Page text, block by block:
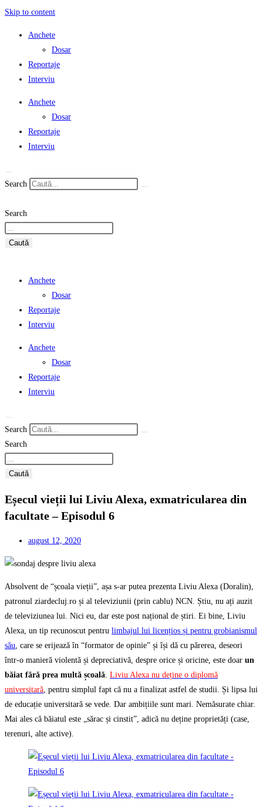
Skip to content
Anchete
Dosar
Reportaje
Interviu
Anchete
Dosar
Reportaje
Interviu
Search
Search
Caută
Anchete
Dosar
Reportaje
Interviu
Anchete
Dosar
Reportaje
Interviu
Search
Search
Caută
Eșecul vieții lui Liviu Alexa, exmatricularea din
facultate – Episodul 6
august 12, 2020
Absolvent de “școala vieții”, așa s-ar putea prezenta Liviu Alexa (Doralin),
patronul ziardecluj.ro și al televiziunii (prin cablu) NCN. Știu, nu ați auzit
de televiziunea lui. Nici eu, dar este post național de știri. Ei bine, Liviu
Alexa, un tip recunoscut pentru limbajul lui licențios și pentru grobianismul
său, care se erijează în “formator de opinie” și își dă cu părerea, deseori
într-o manieră violentă și depreciativă, despre orice și oricine, este doar un
băiat fără prea multă școală. Liviu Alexa nu deține o diplomă
universitară, pentru simplul fapt că nu a finalizat astfel de studii. Și lipsa lui
de educație universitară se vede. Dar ambițiile sunt mari. Nemăsurate chiar.
Mai ales că băiatul este „sărac și cinstit”, adică nu deține proprietăți (case,
terenuri, alte active).